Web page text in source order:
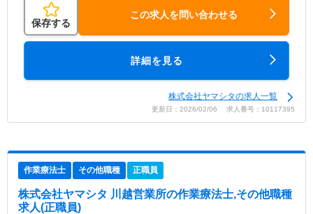
保存する
この求人を問い合わせる
詳細を見る
株式会社ヤマシタの求人一覧
更新日：2026/02/06 求人番号：10117395
作業療法士 その他職種 正職員
株式会社ヤマシタ 川越営業所の作業療法士,その他職種
求人(正職員)